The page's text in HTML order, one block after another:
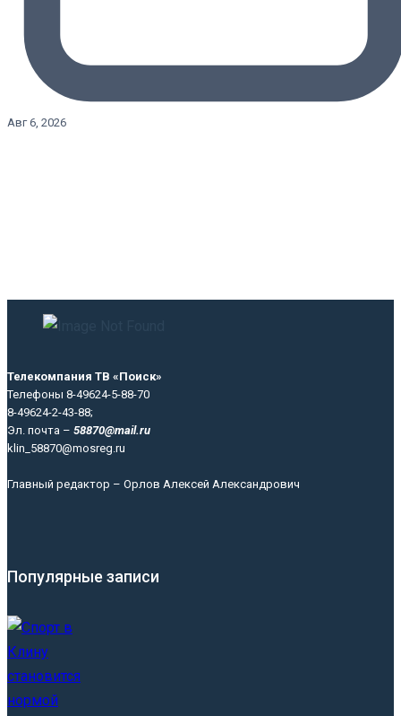
Авг 6, 2026
Телекомпания ТВ «Поиск»
Телефоны 8-49624-5-88-70
8-49624-2-43-88;
Эл. почта – 58870@mail.ru
klin_58870@mosreg.ru
Главный редактор – Орлов Алексей Александрович
Популярные записи